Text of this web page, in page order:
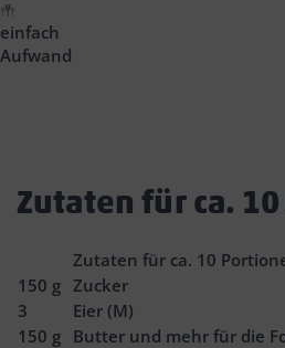
einfach
Aufwand
Zutaten für ca.
Zutaten für ca. 10
150 g Zucker
3
Eier (M)
150 g Butter und mehr für die